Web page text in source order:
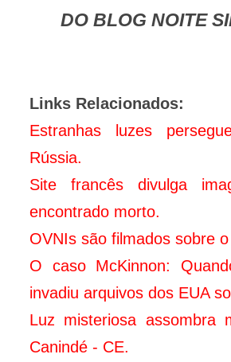
DO BLOG NOITE
Links Relacionados:
Estranhas luzes
Rússia.
Site francês divulga
encontrado morto.
OVNIs são filmados sobre
O caso McKinnon:
invadiu arquivos dos EUA
Luz misteriosa assombra
Canindé - CE.